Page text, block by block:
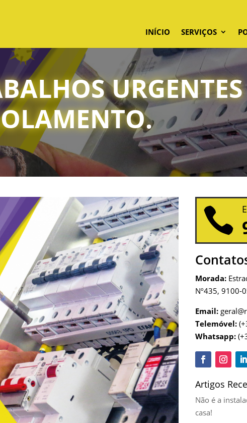
INÍCIO SERVIÇOS
URGENTES

Morada:
Nº435, 9100-
Email:
Telemóvel:
Whatsapp:
Artigos
Não é a
casa!